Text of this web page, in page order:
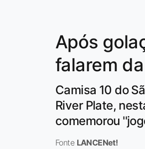
Após
falarem
Camisa 10 do
River Plate,
comemorou
Fonte LANCENet!